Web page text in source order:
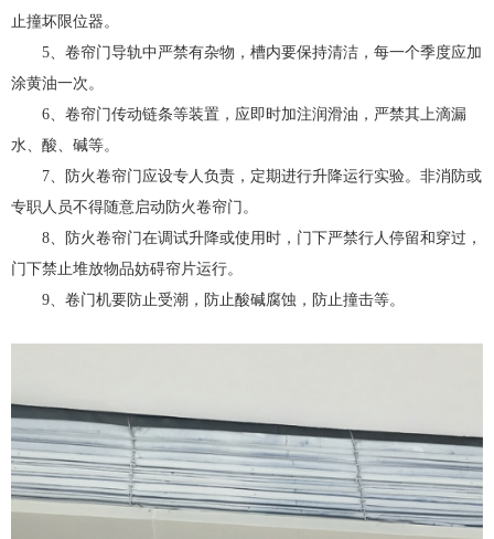
止撞坏限位器。
5、卷帘门导轨中严禁有杂物，槽内要保持清洁，每一个季度应加
涂黄油一次。
6、卷帘门传动链条等装置，应即时加注润滑油，严禁其上滴漏
水、酸、碱等。
7、防火卷帘门应设专人负责，定期进行升降运行实验。非消防或
专职人员不得随意启动防火卷帘门。
8、防火卷帘门在调试升降或使用时，门下严禁行人停留和穿过，
门下禁止堆放物品妨碍帘片运行。
9、卷门机要防止受潮，防止酸碱腐蚀，防止撞击等。